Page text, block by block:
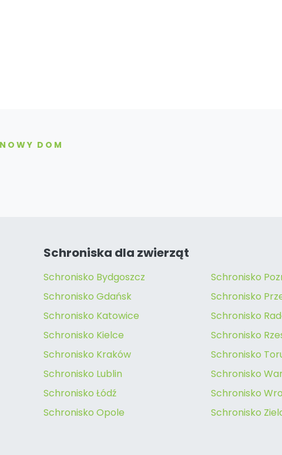
DOM
Schroniska dla zwierząt
Schronisko Bydgoszcz
Schronisko Gdańsk
Schronisko Katowice
Schronisko Kielce
Schronisko Kraków
Schronisko Lublin
Schronisko Łódź
Schronisko Opole
Schronisko
Schronisko
Schronisko
Schronisko
Schronisko
Schronisko
Schronisko
Schronisko